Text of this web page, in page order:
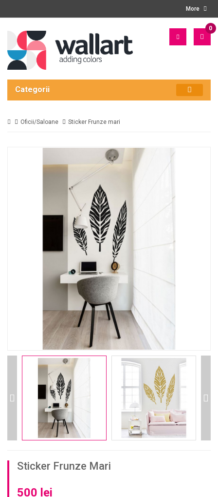
More
0
Categorii
Oficii/Saloane Sticker Frunze mari
Sticker Frunze Mari
500 lei